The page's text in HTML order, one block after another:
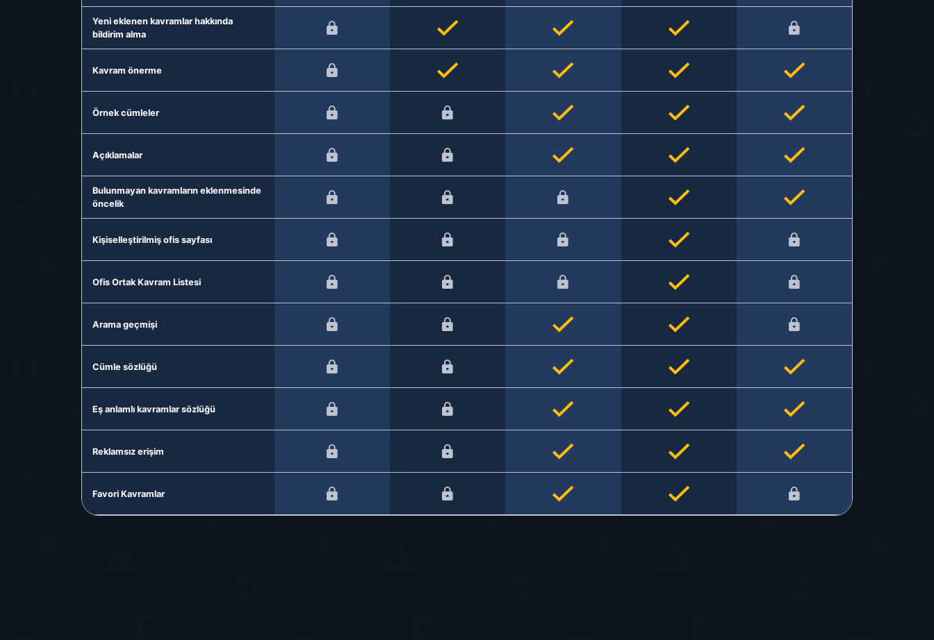
Yeni eklenen kavramlar hakkında
bildirim alma
Kavram önerme
Örnek cümleler
Açıklamalar
Bulunmayan kavramların eklenmesinde
öncelik
Kişiselleştirilmiş ofis sayfası
Ofis Ortak Kavram Listesi
Arama geçmişi
Cümle sözlüğü
Eş anlamlı kavramlar sözlüğü
Reklamsız erişim
Favori Kavramlar